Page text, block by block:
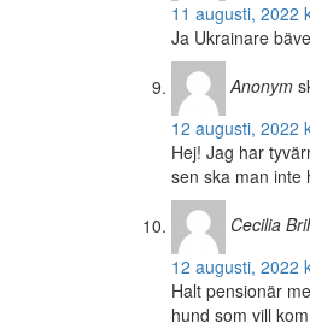
11 augusti, 2022
Ja Ukrainare
Anonym
12 augusti, 2022
Hej! Jag har
sen ska man inte
Cecilia
12 augusti, 2022
Halt pensionär
hund som vill